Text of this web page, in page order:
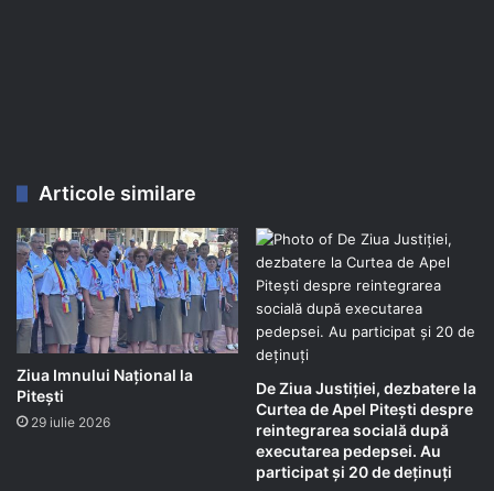
Articole similare
Ziua Imnului Național la
Pitești
29 iulie 2026
De Ziua Justiției, dezbatere la
Curtea de Apel Pitești despre
reintegrarea socială după
executarea pedepsei. Au
participat și 20 de deținuți